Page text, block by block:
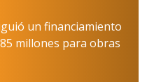
un financiamiento
millones para obras